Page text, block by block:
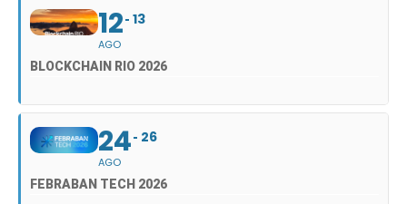
12
AGO
13
BLOCKCHAIN RIO 2026
24
AGO
26
FEBRABAN TECH 2026